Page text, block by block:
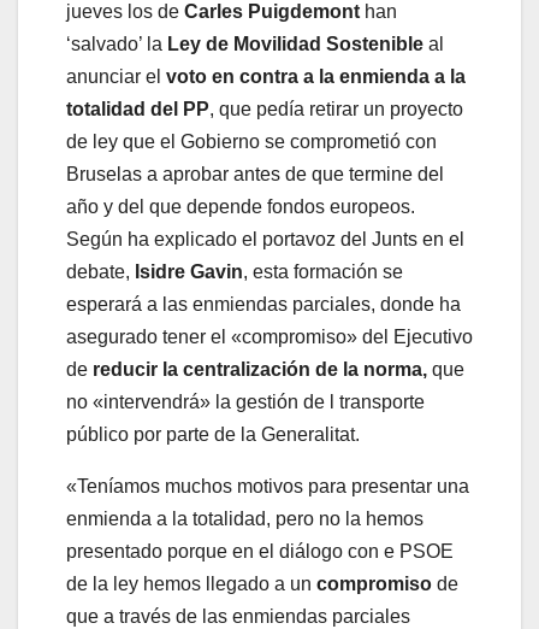
jueves los de Carles Puigdemont han
‘salvado’ la Ley de Movilidad Sostenible al
anunciar el voto en contra a la enmienda a la
totalidad del PP, que pedía retirar un proyecto
de ley que el Gobierno se comprometió con
Bruselas a aprobar antes de que termine del
año y del que depende fondos europeos.
Según ha explicado el portavoz del Junts en el
debate, Isidre Gavin, esta formación se
esperará a las enmiendas parciales, donde ha
asegurado tener el «compromiso» del Ejecutivo
de reducir la centralización de la norma, que
no «intervendrá» la gestión de l transporte
público por parte de la Generalitat.
«Teníamos muchos motivos para presentar una
enmienda a la totalidad, pero no la hemos
presentado porque en el diálogo con e PSOE
de la ley hemos llegado a un compromiso de
que a través de las enmiendas parciales